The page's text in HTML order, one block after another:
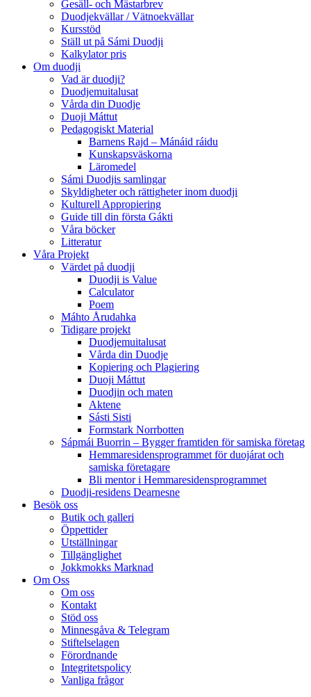
Gesäll- och Mästarbrev
Duodjekvällar / Vätnoekvällar
Kursstöd
Ställ ut på Sámi Duodji
Kalkylator pris
Om duodji
Vad är duodji?
Duodjemuitalusat
Vårda din Duodje
Duoji Máttut
Pedagogiskt Material
Barnens Rajd – Mánáid ráidu
Kunskapsväskorna
Läromedel
Sámi Duodjis samlingar
Skyldigheter och rättigheter inom duodji
Kulturell Appropiering
Guide till din första Gákti
Våra böcker
Litteratur
Våra Projekt
Värdet på duodji​
Duodji is Value
Calculator
Poem
Máhto Årudahka
Tidigare projekt
Duodjemuitalusat
Vårda din Duodje
Kopiering och Plagiering
Duoji Máttut
Duodjin och maten
Aktene
Sásti Sisti
Formstark Norrbotten
Sápmái Buorrin – Bygger framtiden för samiska företag
Hemmaresidensprogrammet för duojárat och
samiska företagare​
Bli mentor i Hemmaresidensprogrammet
Duodji-residens Dearnesne
Besök oss
Butik och galleri
Öppettider
Utställningar
Tillgänglighet
Jokkmokks Marknad
Om Oss
Om oss
Kontakt
Stöd oss
Minnesgåva & Telegram
Stiftelselagen
Förordnande
Integritetspolicy
Vanliga frågor